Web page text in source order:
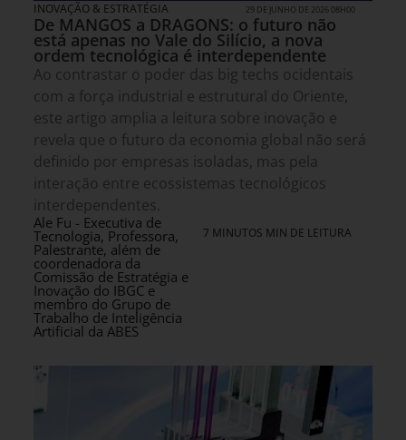
INOVAÇÃO & ESTRATÉGIA 29 DE JUNHO DE 2026 08H00
De MANGOS a DRAGONS: o futuro não
está apenas no Vale do Silício, a nova
ordem tecnológica é interdependente
Ao contrastar o poder das big techs ocidentais
com a força industrial e estrutural do Oriente,
este artigo amplia a leitura sobre inovação e
revela que o futuro da economia global não será
definido por empresas isoladas, mas pela
interação entre ecossistemas tecnológicos
interdependentes.
Ale Fu - Executiva de
Tecnologia, Professora,
Palestrante, além de
coordenadora da
Comissão de Estratégia e
Inovação do IBGC e
membro do Grupo de
Trabalho de Inteligência
Artificial da ABES
7 MINUTOS MIN DE LEITURA